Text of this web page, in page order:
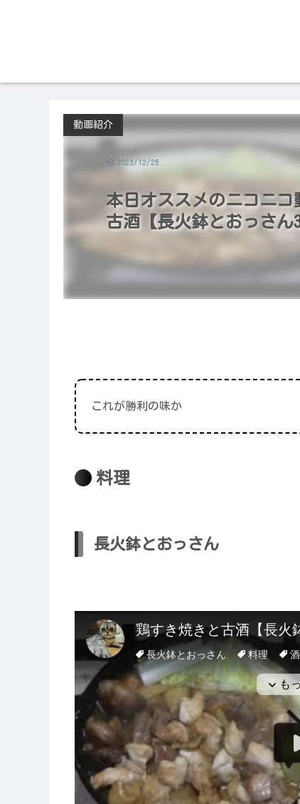
本日オススメのニコニ
古酒【長火鉢とおっさん
動画紹介
2023/12/25
これが勝利の味か
料理
長火鉢とおっさん